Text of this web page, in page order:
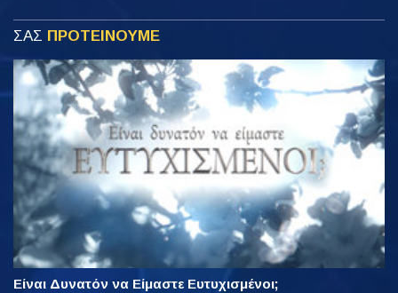
ΣΑΣ ΠΡΟΤΕΙΝΟΥΜΕ
Είναι Δυνατόν να Είμαστε Ευτυχισμένοι;